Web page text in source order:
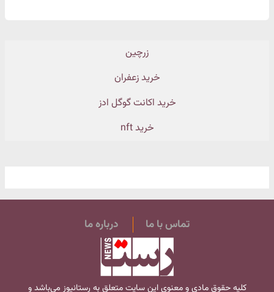
زرچین
خرید زعفران
خرید اکانت گوگل ادز
خرید nft
تماس با ما درباره ما
کلیه حقوق مادی و معنوی این سایت متعلق به رستانیوز می‌باشد و